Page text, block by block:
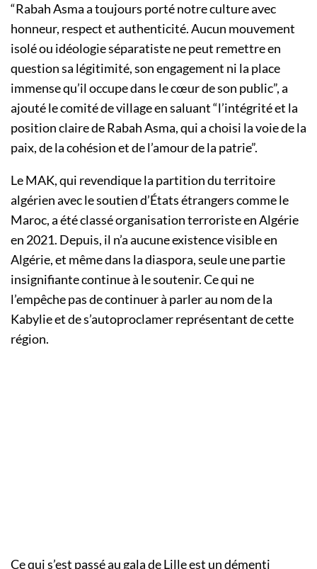
“Rabah Asma a toujours porté notre culture avec
honneur, respect et authenticité. Aucun mouvement
isolé ou idéologie séparatiste ne peut remettre en
question sa légitimité, son engagement ni la place
immense qu’il occupe dans le cœur de son public”, a
ajouté le comité de village en saluant “l’intégrité et la
position claire de Rabah Asma, qui a choisi la voie de la
paix, de la cohésion et de l’amour de la patrie”.
Le MAK, qui revendique la partition du territoire
algérien avec le soutien d’États étrangers comme le
Maroc, a été classé organisation terroriste en Algérie
en 2021. Depuis, il n’a aucune existence visible en
Algérie, et même dans la diaspora, seule une partie
insignifiante continue à le soutenir. Ce qui ne
l’empêche pas de continuer à parler au nom de la
Kabylie et de s’autoproclamer représentant de cette
région.
Ce qui s’est passé au gala de Lille est un démenti